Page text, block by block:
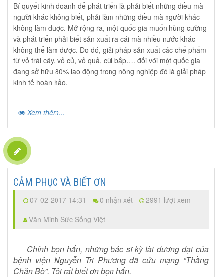
Bí quyết kinh doanh để phát triển là phải biết những điều mà
người khác không biết, phải làm những điều mà người khác
không làm được. Mở rộng ra, một quốc gia muốn hùng cường
và phát triển phải biết sản xuất ra cái mà nhiều nước khác
không thể làm được. Do đó, giải pháp sản xuất các chế phẩm
từ vỏ trái cây, vỏ củ, vỏ quả, cùi bắp…. đối với một quốc gia
đang sở hữu 80% lao động trong nông nghiệp đó là giải pháp
kinh tế hoàn hảo.
Xem thêm...
CẢM PHỤC VÀ BIẾT ƠN
07-02-2017 14:31 0 nhận xét
2991 lượt xem
Văn Minh Sức Sống Việt
Chính bọn hắn, những bác sĩ kỳ tài đương đại của
bệnh viện Nguyễn Tri Phương đã cứu mạng “Thằng
Chăn Bò”. Tôi rất biết ơn bọn hắn.